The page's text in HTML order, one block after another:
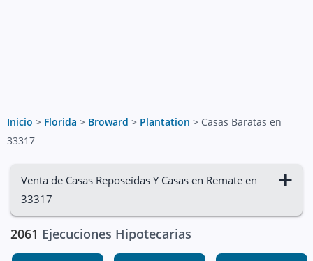
Inicio > Florida > Broward > Plantation > Casas Baratas en
33317
Venta de Casas Reposeídas Y Casas en Remate en
33317
2061 Ejecuciones Hipotecarias